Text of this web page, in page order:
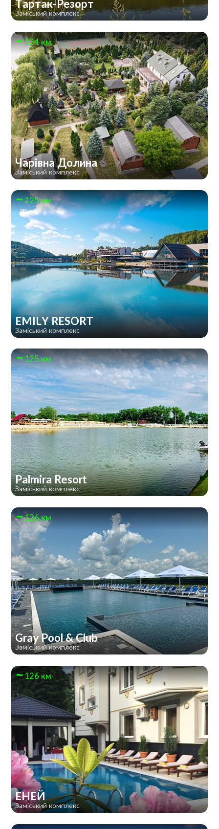
Тартак-Резорт
Заміський комплекс
124 км
Чарівна Долина
Заміський комплекс
125 км
EMILY RESORT
Заміський комплекс
125 км
Palmira Resort
Заміський комплекс
126 км
Gray Pool & Club
Заміський комплекс
126 км
ЕНЕЙ
Заміський комплекс